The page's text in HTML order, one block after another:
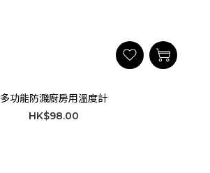
多功能防濺廚房用溫度計
HK$98.00